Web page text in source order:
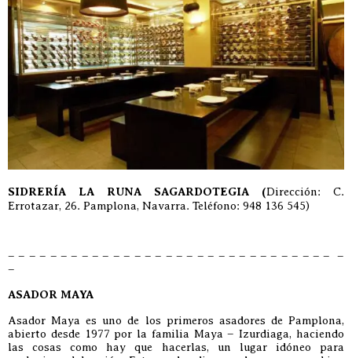
SIDRERÍA LA RUNA SAGARDOTEGIA (Dirección: C.
Errotazar, 26. Pamplona, Navarra. Teléfono: 948 136 545)
– – – – – – – – – – – – – – – – – – – – – – – – – – – – – – – –
–
ASADOR MAYA
Asador Maya es uno de los primeros asadores de Pamplona,
abierto desde 1977 por la familia Maya – Izurdiaga, haciendo
las cosas como hay que hacerlas, un lugar idóneo para